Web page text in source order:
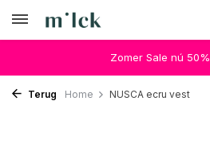
Zomer Sale nú
Terug Home NUSCA ecru vest